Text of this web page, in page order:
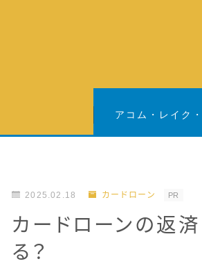
アコム・レイク
2025.02.18 カードローン PR
カードローンの返
る？